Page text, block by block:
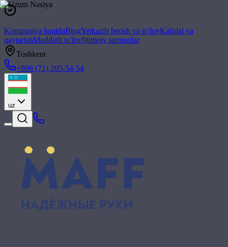
Kompaniya haqidaBlogYetkazib berish va to'lovKafolat va
qaytarishMuddatli to'lovIjtimoiy tarmoqlar
Toshkent
+998 (71) 205-54-54
uz